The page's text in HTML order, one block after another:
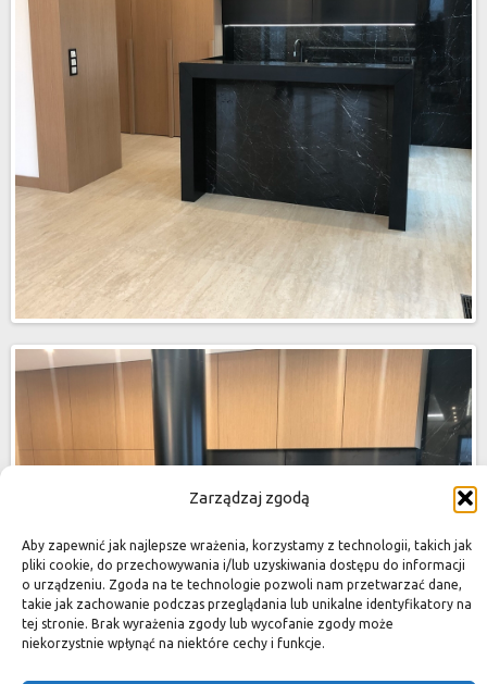
Zarządzaj zgodą
Aby zapewnić jak najlepsze wrażenia, korzystamy z technologii, takich jak
pliki cookie, do przechowywania i/lub uzyskiwania dostępu do informacji
o urządzeniu. Zgoda na te technologie pozwoli nam przetwarzać dane,
takie jak zachowanie podczas przeglądania lub unikalne identyfikatory na
tej stronie. Brak wyrażenia zgody lub wycofanie zgody może
niekorzystnie wpłynąć na niektóre cechy i funkcje.